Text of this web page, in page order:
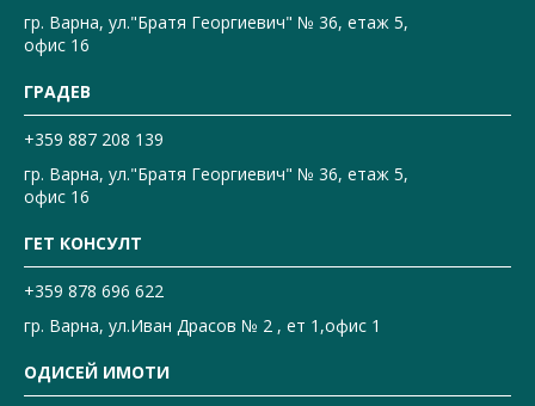
гр. Варна, ул."Братя Георгиевич" № 36, етаж 5,
офис 16
ГРАДЕВ
+359 887 208 139
гр. Варна, ул."Братя Георгиевич" № 36, етаж 5,
офис 16
ГЕТ КОНСУЛТ
+359 878 696 622
гр. Варна, ул.Иван Драсов № 2 , ет 1,офис 1
ОДИСЕЙ ИМОТИ